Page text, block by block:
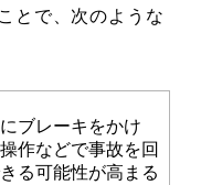
とで、次のような
ブレーキをかけ
作などで事故を回
る可能性が高まる